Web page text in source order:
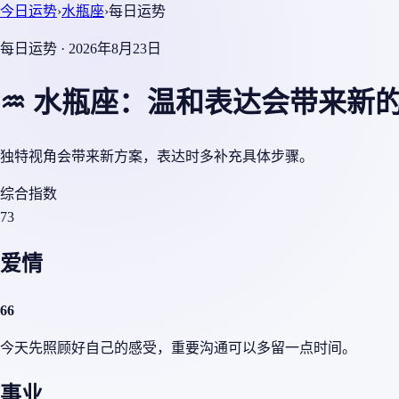
今日运势›水瓶座›每日运势
每日运势 · 2026年8月23日
♒ 水瓶座：温和表达会带来新
独特视角会带来新方案，表达时多补充具体步骤。
综合指数
73
爱情
66
今天先照顾好自己的感受，重要沟通可以多留一点时间。
事业